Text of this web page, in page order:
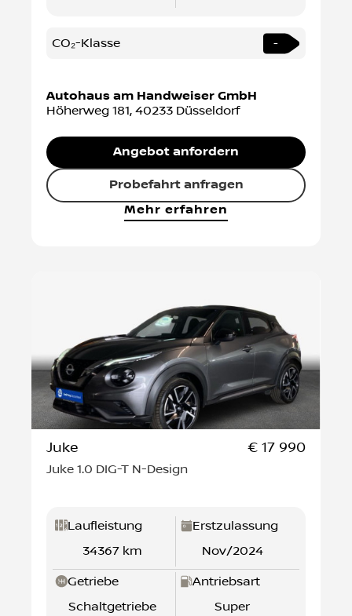
CO₂-Klasse -
Autohaus am Handweiser GmbH
Höherweg 181,40233 Düsseldorf
Angebot anfordern
Probefahrt anfragen
Mehr erfahren
Juke € 17 990
Juke 1.0 DIG-T N-Design
Laufleistung
34367 km
Erstzulassung
Nov/2024
Getriebe
Schaltgetriebe
Antriebsart
Super